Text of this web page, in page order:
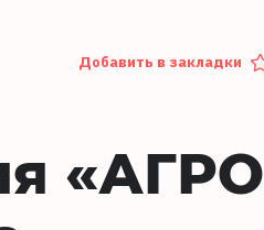
Добавить в закладки
«АГРО